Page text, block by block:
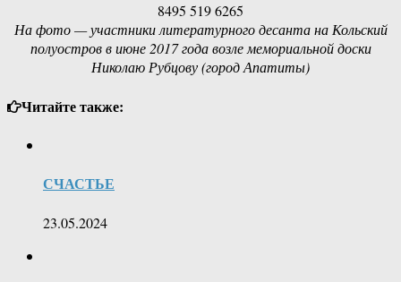
8495 519 6265
На фото — участники литературного десанта на Кольский
полуостров в июне 2017 года возле мемориальной доски
Николаю Рубцову (город Апатиты)
Читайте также:
СЧАСТЬЕ
23.05.2024